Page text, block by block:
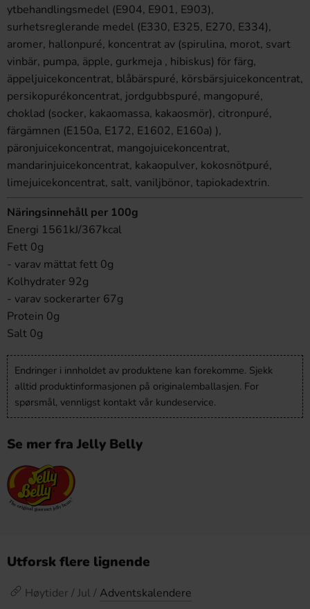
ytbehandlingsmedel (E904, E901, E903),
surhetsreglerande medel (E330, E325, E270, E334),
aromer, hallonpuré, koncentrat av (spirulina, morot, svart
vinbär, pumpa, äpple, gurkmeja , hibiskus) för färg,
äppeljuicekoncentrat, blåbärspuré, körsbärsjuicekoncentrat,
persikopurékoncentrat, jordgubbspuré, mangopuré,
choklad (socker, kakaomassa, kakaosmör), citronpuré,
färgämnen (E150a, E172, E1602, E160a) ),
päronjuicekoncentrat, mangojuicekoncentrat,
mandarinjuicekoncentrat, kakaopulver, kokosnötpuré,
limejuicekoncentrat, salt, vaniljbönor, tapiokadextrin.
Näringsinnehåll per 100g
Energi 1561kJ/367kcal
Fett 0g
- varav mättat fett 0g
Kolhydrater 92g
- varav sockerarter 67g
Protein 0g
Salt 0g
Endringer i innholdet av produktene kan forekomme. Sjekk
alltid produktinformasjonen på originalemballasjen. For
spørsmål, vennligst kontakt vår kundeservice.
Se mer fra Jelly Belly
Utforsk flere lignende
Høytider / Jul / Adventskalendere